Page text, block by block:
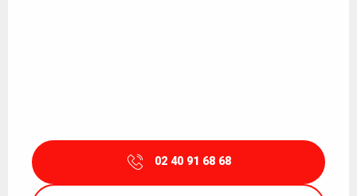
02 40 91 68 68